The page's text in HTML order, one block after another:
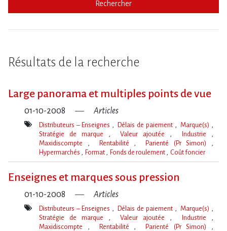
Rechercher
Résultats de la recherche
Large panorama et multiples points de vue
01-10-2008 Articles
Mot(s)-
Distributeurs – Enseignes Délais de paiement
Marque(s)
Stratégie de marque
Valeur ajoutée
Industrie
Maxidiscompte
Rentabilité
Parienté (Pr Simon)
Hypermarchés
Format Fonds de roulement Coût foncier
Enseignes et marques sous pression
01-10-2008 Articles
Distributeurs – Enseignes Délais de paiement
Marque(s)
Stratégie de marque
Valeur ajoutée
Industrie
Maxidiscompte
Rentabilité
Parienté (Pr Simon)